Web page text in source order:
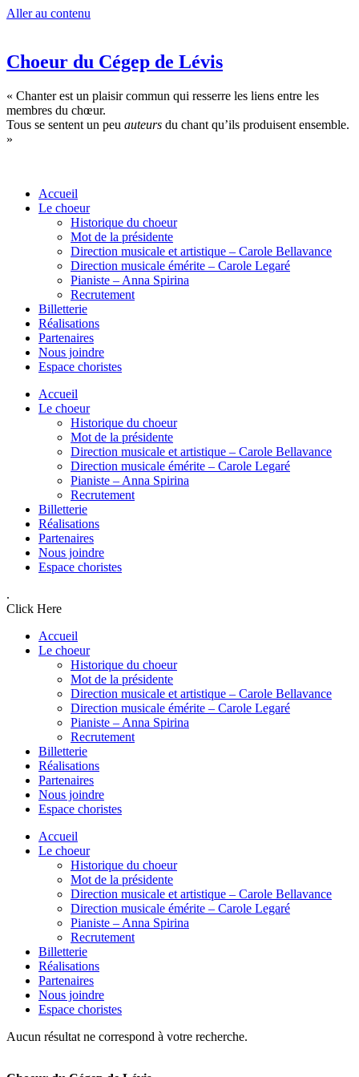
Aller au contenu
Choeur du Cégep de Lévis
« Chanter est un plaisir commun qui resserre les liens entre les
membres du chœur.
Tous se sentent un peu auteurs du chant qu’ils produisent ensemble.
»
Accueil
Le choeur
Historique du choeur
Mot de la présidente
Direction musicale et artistique – Carole Bellavance
Direction musicale émérite – Carole Legaré
Pianiste – Anna Spirina
Recrutement
Billetterie
Réalisations
Partenaires
Nous joindre
Espace choristes
Accueil
Le choeur
Historique du choeur
Mot de la présidente
Direction musicale et artistique – Carole Bellavance
Direction musicale émérite – Carole Legaré
Pianiste – Anna Spirina
Recrutement
Billetterie
Réalisations
Partenaires
Nous joindre
Espace choristes
.
Click Here
Accueil
Le choeur
Historique du choeur
Mot de la présidente
Direction musicale et artistique – Carole Bellavance
Direction musicale émérite – Carole Legaré
Pianiste – Anna Spirina
Recrutement
Billetterie
Réalisations
Partenaires
Nous joindre
Espace choristes
Accueil
Le choeur
Historique du choeur
Mot de la présidente
Direction musicale et artistique – Carole Bellavance
Direction musicale émérite – Carole Legaré
Pianiste – Anna Spirina
Recrutement
Billetterie
Réalisations
Partenaires
Nous joindre
Espace choristes
Aucun résultat ne correspond à votre recherche.